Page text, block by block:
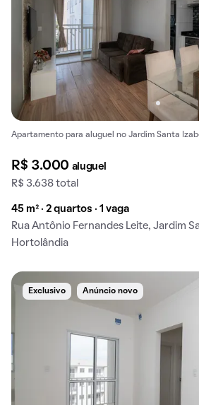
Apartamento para aluguel no Jardim Santa
R$ 3.000 aluguel
R$ 3.638 total
45 m² · 2 quartos · 1 vaga
Rua Antônio Fernandes Leite, Jardim
Hortolândia
Exclusivo Anúncio novo